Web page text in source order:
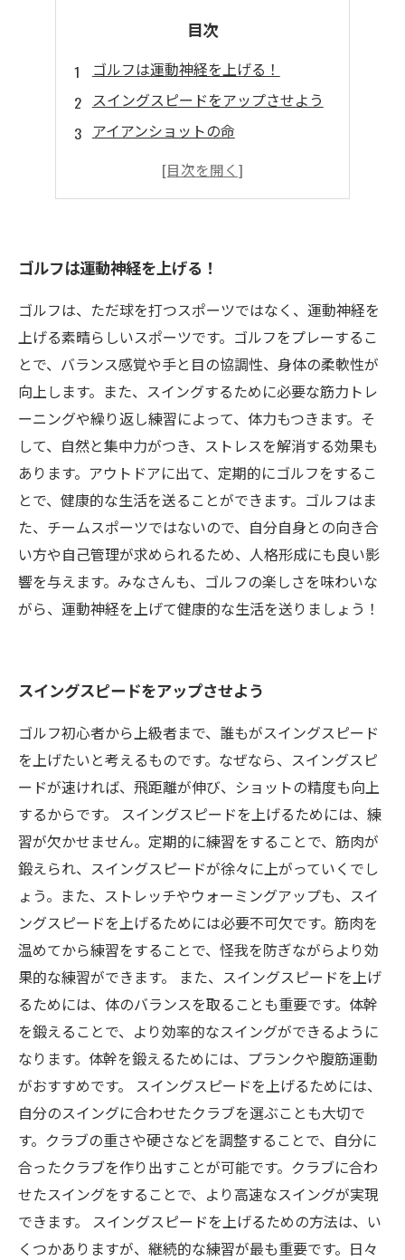
目次
ゴルフは運動神経を上げる！
スイングスピードをアップさせよう
アイアンショットの命
奥深い技術の秘密
ゴルフは運動神経を上げる！
ゴルフは、ただ球を打つスポーツではなく、運動神経を
上げる素晴らしいスポーツです。ゴルフをプレーするこ
とで、バランス感覚や手と目の協調性、身体の柔軟性が
向上します。また、スイングするために必要な筋力トレ
ーニングや繰り返し練習によって、体力もつきます。そ
して、自然と集中力がつき、ストレスを解消する効果も
あります。アウトドアに出て、定期的にゴルフをするこ
とで、健康的な生活を送ることができます。ゴルフはま
た、チームスポーツではないので、自分自身との向き合
い方や自己管理が求められるため、人格形成にも良い影
響を与えます。みなさんも、ゴルフの楽しさを味わいな
がら、運動神経を上げて健康的な生活を送りましょう！
スイングスピードをアップさせよう
ゴルフ初心者から上級者まで、誰もがスイングスピード
を上げたいと考えるものです。なぜなら、スイングスピ
ードが速ければ、飛距離が伸び、ショットの精度も向上
するからです。 スイングスピードを上げるためには、練
習が欠かせません。定期的に練習をすることで、筋肉が
鍛えられ、スイングスピードが徐々に上がっていくでし
ょう。また、ストレッチやウォーミングアップも、スイ
ングスピードを上げるためには必要不可欠です。筋肉を
温めてから練習をすることで、怪我を防ぎながらより効
果的な練習ができます。 また、スイングスピードを上げ
るためには、体のバランスを取ることも重要です。体幹
を鍛えることで、より効率的なスイングができるように
なります。体幹を鍛えるためには、プランクや腹筋運動
がおすすめです。 スイングスピードを上げるためには、
自分のスイングに合わせたクラブを選ぶことも大切で
す。クラブの重さや硬さなどを調整することで、自分に
合ったクラブを作り出すことが可能です。クラブに合わ
せたスイングをすることで、より高速なスイングが実現
できます。 スイングスピードを上げるための方法は、い
くつかありますが、継続的な練習が最も重要です。日々